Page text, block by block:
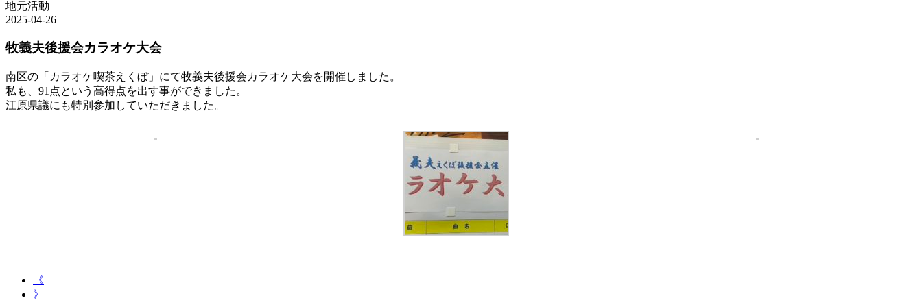
地元活動
2025-04-26
牧義夫後援会カラオケ大会
南区の「カラオケ喫茶えくぼ」にて牧義夫後援会カラオケ大会を開催しました。
私も、91点という高得点を出す事ができました。
江原県議にも特別参加していただきました。
《
》